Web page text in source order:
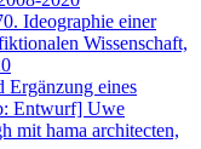
Ideographie einer
Wissenschaft,
Ergänzung eines
Entwurf] Uwe
mit hama architecten,